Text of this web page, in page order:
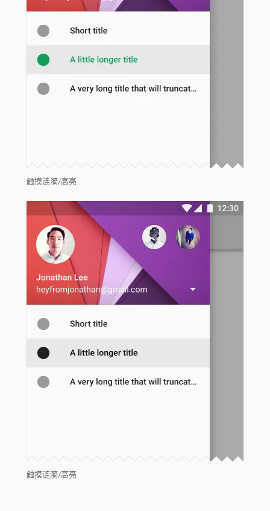
触摸涟漪/高亮
触摸涟漪/高亮